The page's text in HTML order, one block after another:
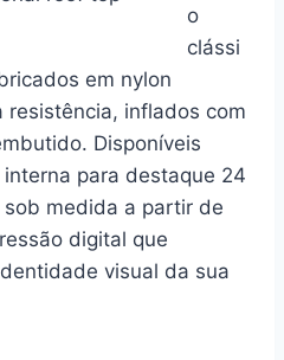
o
clássi
em nylon
inflados com
Disponíveis
para destaque 24
medida a partir de
digital que
visual da sua